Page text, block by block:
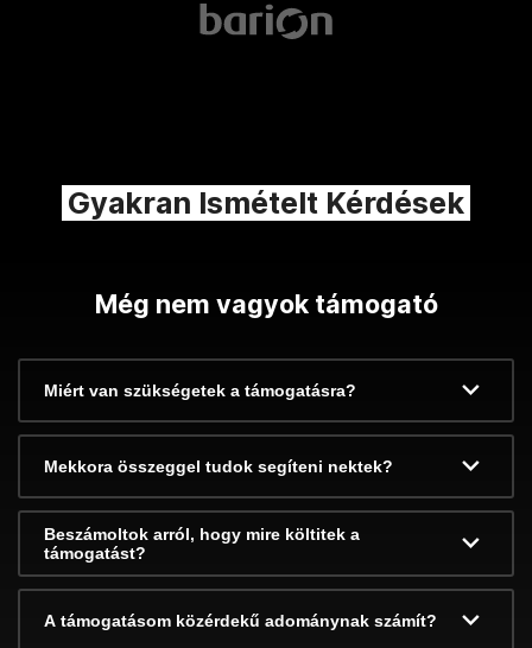
Gyakran Ismételt Kérdések
Még nem vagyok támogató
Miért van szükségetek a támogatásra?
Mekkora összeggel tudok segíteni nektek?
Beszámoltok arról, hogy mire költitek a
támogatást?
A támogatásom közérdekű adománynak számít?